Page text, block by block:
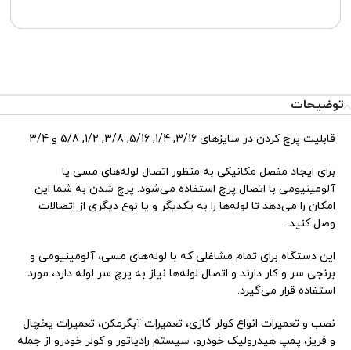
توضیحات
قابلیت پرچ کردن در سایزهای 3/16, 1/4, 5/16, 3/8, 1/2, 5/8 و 3/4
برای ایجاد مفصل مکانیکی به منظور اتصال لوله‌های مسی یا
آلومینیومی با اتصال پرچ استفاده می‌‌شود. پرچ شدن به شما این
امکان را می‌دهد تا لوله‌ها را به یکدیگر و یا نوع دیگری از اتصالات
وصل کنید.
این دستگاه برای تمام مشاغلی که با لوله‌های مسی، آلومینیومی و
برنجی سر و کار دارند و اتصال لوله‌ها نیاز به پرچ سر لوله دارد، مورد
استفاده قرار می‌گیرد.
نصب و تعمیرات انواع کولر گازی، تعمیرات آبگرمکن، تعمیرات یخچال
و فریز، پمپ هیدرولیک خودرو، سیستم رادیاتور و کولر خودرو از جمله